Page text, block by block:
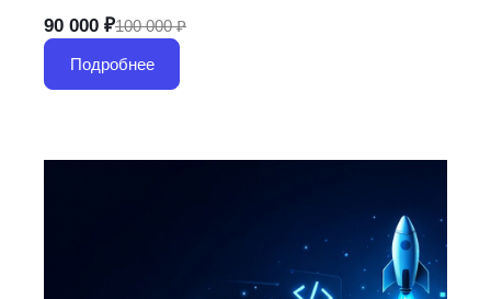
Подробнее
90 000 ₽100 000 ₽